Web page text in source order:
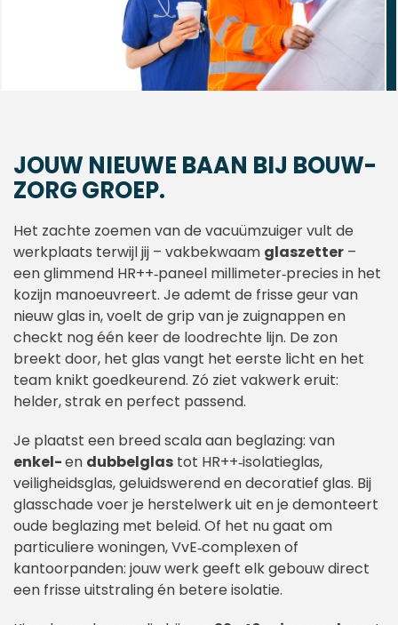
JOUW NIEUWE BAAN BIJ BOUW-
ZORG GROEP.
Het zachte zoemen van de vacuümzuiger vult de
werkplaats terwijl jij – vakbekwaam glaszetter –
een glimmend HR++‑paneel millimeter‑precies in het
kozijn manoeuvreert. Je ademt de frisse geur van
nieuw glas in, voelt de grip van je zuignappen en
checkt nog één keer de loodrechte lijn. De zon
breekt door, het glas vangt het eerste licht en het
team knikt goedkeurend. Zó ziet vakwerk eruit:
helder, strak en perfect passend.
Je plaatst een breed scala aan beglazing: van
enkel-en dubbelglas tot HR++‑isolatieglas,
veiligheidsglas, geluidswerend en decoratief glas. Bij
glasschade voer je herstelwerk uit en je demonteert
oude beglazing met beleid. Of het nu gaat om
particuliere woningen, VvE‑complexen of
kantoorpanden: jouw werk geeft elk gebouw direct
een frisse uitstraling én betere isolatie.